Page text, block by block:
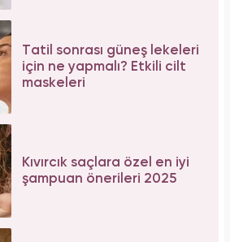
Tatil sonrası güneş lekeleri
için ne yapmalı? Etkili cilt
maskeleri
Kıvırcık saçlara özel en iyi
şampuan önerileri 2025